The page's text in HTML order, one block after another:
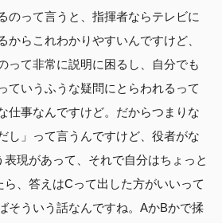
のって言うと、指揮者ならテレビに
からこれわかりやすいんですけど、
って非常に説明に困るし、自分でも
ていうふうな疑問にとらわれるって
仕事なんですけど。だからつまりな
し」って言うんですけど、役者がな
現があって、それで自分はちょっと
、答えはCって出した方がいいって
そういう話なんですね。AかBかで揉